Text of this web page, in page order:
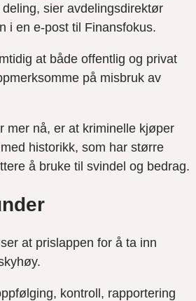
sier avdelingsdirektør
i en e-post til Finansfokus.
at både offentlig og privat
på misbruk av
mer nå, er at kriminelle kjøper
historikk, som har større
å bruke til svindel og bedrag.
at prislappen for å ta inn
kontroll, rapportering